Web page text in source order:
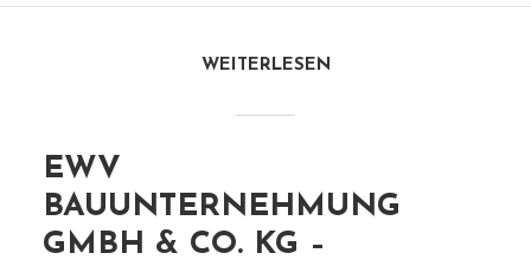
WEITERLESEN
EWV
BAUUNTERNEHMUNG
GMBH & CO. KG –